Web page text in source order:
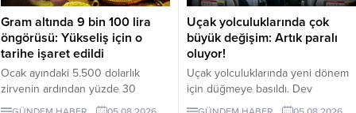
Gram altında 9 bin 100 lira
öngörüsü: Yükseliş için o
tarihe işaret edildi
Ocak ayındaki 5.500 dolarlık
zirvenin ardından yüzde 30
gerileyen ons altın, 4.100 dolar
Uçak yolculuklarında çok
büyük değişim: Artık paralı
oluyor!
Uçak yolculuklarında yeni dönem
için düğmeye basıldı. Dev
havayolu şirketi Jetstar, üst bagaj